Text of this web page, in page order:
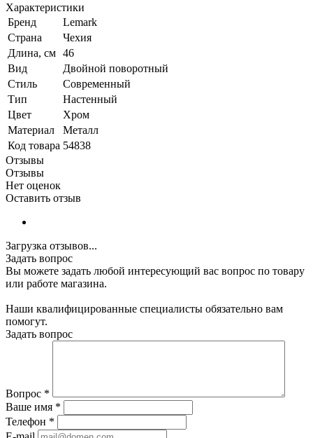
Характеристики
Бренд
Lemark
Страна
Чехия
Длина, см 46
Вид
Двойной поворотный
Стиль
Современный
Тип
Настенный
Цвет
Хром
Материал
Металл
Код товара 54838
Отзывы
Отзывы
Нет оценок
Оставить отзыв
Загрузка отзывов...
Задать вопрос
Вы можете задать любой интересующий вас вопрос по товару
или работе магазина.
Наши квалифицированные специалисты обязательно вам
помогут.
Задать вопрос
Вопрос *
Ваше имя *
Телефон *